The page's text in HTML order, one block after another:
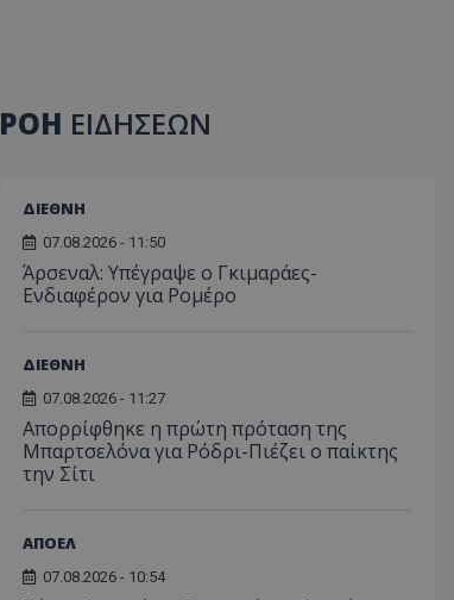
ΡΟΗ ΕΙΔΗΣΕΩΝ
ΔΙΕΘΝΗ
07.08.2026 - 11:50
Άρσεναλ: Υπέγραψε ο Γκιμαράες-
Ενδιαφέρον για Ρομέρο
ΔΙΕΘΝΗ
07.08.2026 - 11:27
Απορρίφθηκε η πρώτη πρόταση της
Μπαρτσελόνα για Ρόδρι-Πιέζει ο παίκτης
την Σίτι
ΑΠΟΕΛ
07.08.2026 - 10:54